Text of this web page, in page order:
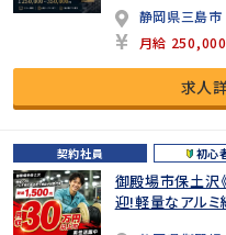
静岡県三島市
月給
求人
契約社員 初心
御殿場市保土沢
迎!軽量なアル